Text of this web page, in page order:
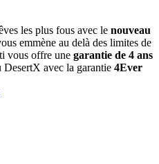
les plus fous avec le nouveau
emmène au delà des limites de
vous offre une garantie de 4 ans
DesertX avec la garantie 4Ever